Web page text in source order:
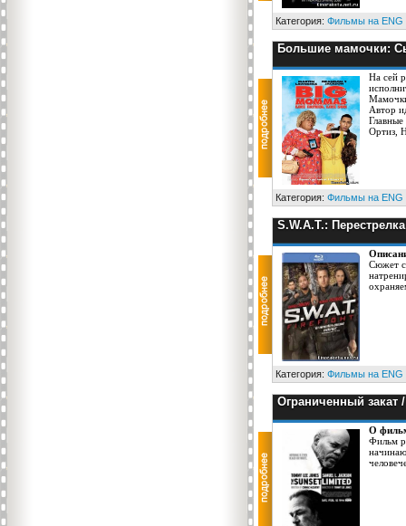
Категория: Фильмы на ENG
Большие мамочки:
На сей
Автор
Ортиз,
Категория: Фильмы на ENG
S.W.A.T.:
Сюжет
Категория: Фильмы на ENG
Ограниченный закат
О
Фильм